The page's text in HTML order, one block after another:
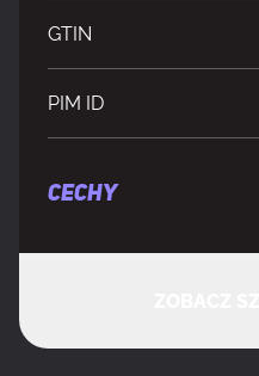
GTIN
PIM ID
CECHY